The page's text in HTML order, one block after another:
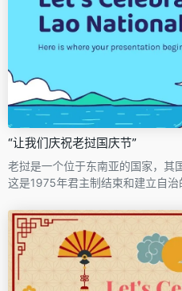
“让我们庆祝老挝国庆节”
老挝是一个位于东南亚的国家，其
这是1975年君主制结束和建立自
此说明性设计将帮助您完成任务。
色，配以其他典型老挝自然的插